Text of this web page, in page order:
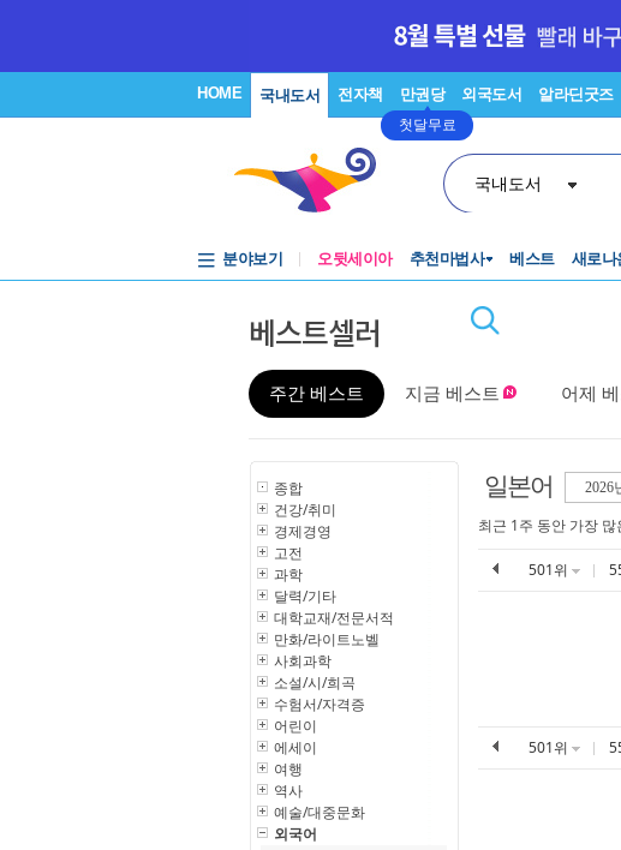
HOME 국내도서 전자책 만권당
첫달무료
외국도서 알라딘굿즈
국내도서
분야보기 오뒷세이아 추천마법사 베스트 새로나
베스트셀러
주간 베스트 지금 베스트 어제
종합
건강/취미
경제경영
고전
과학
달력/기타
대학교재/전문서적
만화/라이트노벨
사회과학
소설/시/희곡
수험서/자격증
어린이
에세이
여행
역사
예술/대중문화
외국어
일본어 2026
최근 1주 동안 가장
501위
501위